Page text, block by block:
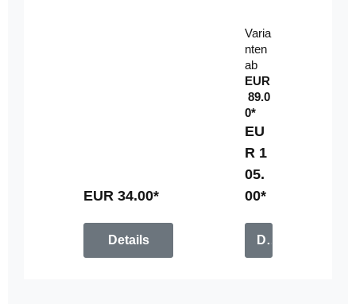
EUR 34.00*
Details
el
mi
t
Fe
rn
be
di
en
u
n
g
Varia
nten
ab
EUR
89.0
0*
EU
R 1
05.
00*
Details